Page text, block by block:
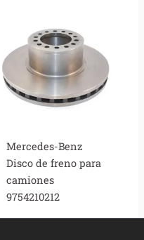
Mercedes-Benz
Disco de freno para
camiones
9754210212